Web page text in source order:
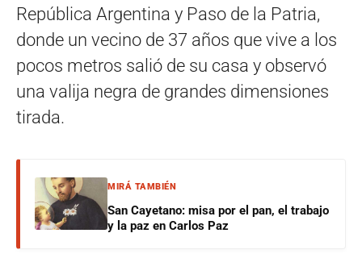
República Argentina y Paso de la Patria,
donde un vecino de 37 años que vive a los
pocos metros salió de su casa y observó
una valija negra de grandes dimensiones
tirada.
MIRÁ TAMBIÉN
San Cayetano: misa por el pan, el trabajo
y la paz en Carlos Paz